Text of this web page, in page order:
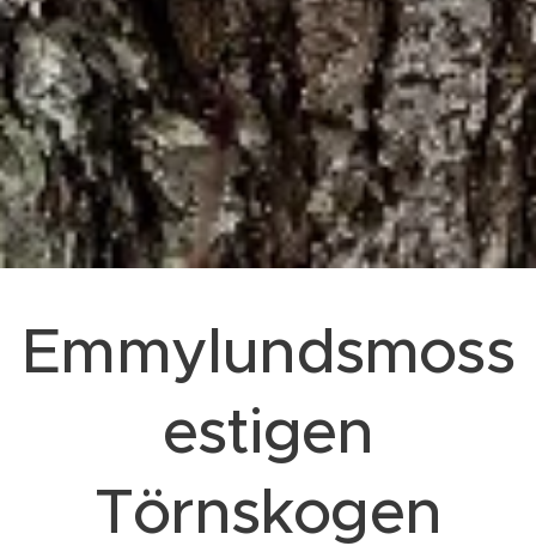
Emmylundsmoss
estigen
Törnskogen